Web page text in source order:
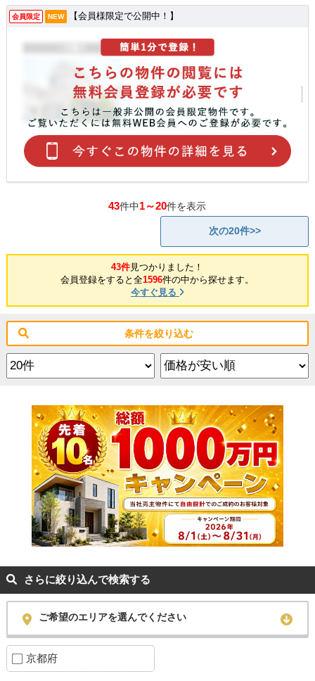
会員限定 NEW 【会員様限定で公開中！】
43件中1～20件を表示
次の20件>>
43件見つかりました！
会員登録をすると全1596件の中から探せます。
今すぐ見る
条件を絞り込む
さらに絞り込んで検索する
ご希望のエリアを選んでください
京都府